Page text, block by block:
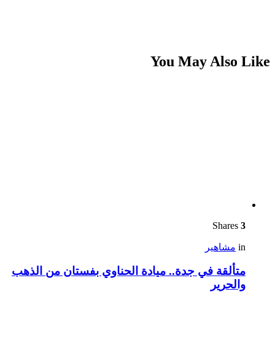
You May Also Like
3
in مشاهير
متألقة في جدة.. ميادة الحناوي بفستان من الذهب
والحرير